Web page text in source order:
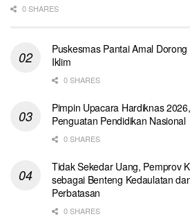
0 SHARES
Puskesmas Pantai Amal
Iklim
0 SHARES
Pimpin Upacara Hardiknas
Penguatan Pendidikan Nasional
0 SHARES
Tidak Sekedar Uang, Pemprov
sebagai Benteng Kedaulatan
Perbatasan
0 SHARES